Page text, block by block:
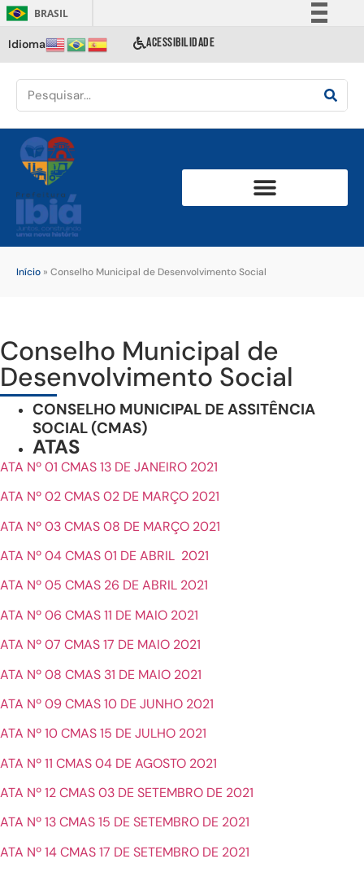
BRASIL
Comunica BR
Acesso à informação
Idioma ACESSIBILIDADE
Início » Conselho Municipal de Desenvolvimento Social
Conselho Municipal de
Desenvolvimento Social
CONSELHO MUNICIPAL DE ASSITÊNCIA
SOCIAL (CMAS)
ATAS
ATA Nº 01 CMAS 13 DE JANEIRO 2021
ATA Nº 02 CMAS 02 DE MARÇO 2021
ATA Nº 03 CMAS 08 DE MARÇO 2021
ATA Nº 04 CMAS 01 DE ABRIL 2021
ATA Nº 05 CMAS 26 DE ABRIL 2021
ATA Nº 06 CMAS 11 DE MAIO 2021
ATA Nº 07 CMAS 17 DE MAIO 2021
ATA Nº 08 CMAS 31 DE MAIO 2021
ATA Nº 09 CMAS 10 DE JUNHO 2021
ATA Nº 10 CMAS 15 DE JULHO 2021
ATA Nº 11 CMAS 04 DE AGOSTO 2021
ATA Nº 12 CMAS 03 DE SETEMBRO DE 2021
ATA Nº 13 CMAS 15 DE SETEMBRO DE 2021
ATA Nº 14 CMAS 17 DE SETEMBRO DE 2021